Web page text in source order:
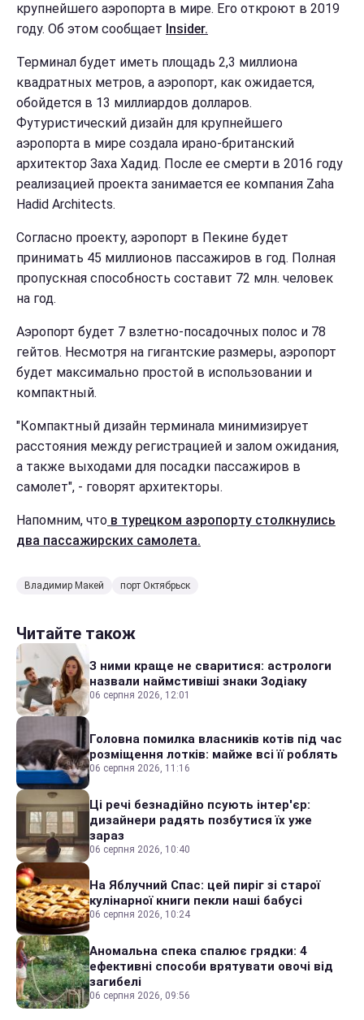
крупнейшего аэропорта в мире. Его откроют в 2019
году. Об этом сообщает Insider.
Терминал будет иметь площадь 2,3 миллиона
квадратных метров, а аэропорт, как ожидается,
обойдется в 13 миллиардов долларов.
Футуристический дизайн для крупнейшего
аэропорта в мире создала ирано-британский
архитектор Заха Хадид. После ее смерти в 2016 году
реализацией проекта занимается ее компания Zaha
Hadid Architects.
Согласно проекту, аэропорт в Пекине будет
принимать 45 миллионов пассажиров в год. Полная
пропускная способность составит 72 млн. человек
на год.
Аэропорт будет 7 взлетно-посадочных полос и 78
гейтов. Несмотря на гигантские размеры, аэропорт
будет максимально простой в использовании и
компактный.
"Компактный дизайн терминала минимизирует
расстояния между регистрацией и залом ожидания,
а также выходами для посадки пассажиров в
самолет", - говорят архитекторы.
Напомним, что в турецком аэропорту столкнулись
два пассажирских самолета.
Владимир Макей порт Октябрьск
Читайте також
З ними краще не сваритися: астрологи
назвали наймстивіші знаки Зодіаку
06 серпня 2026, 12:01
Головна помилка власників котів під час
розміщення лотків: майже всі її роблять
06 серпня 2026, 11:16
Ці речі безнадійно псують інтер'єр:
дизайнери радять позбутися їх уже
зараз
06 серпня 2026, 10:40
На Яблучний Спас: цей пиріг зі старої
кулінарної книги пекли наші бабусі
06 серпня 2026, 10:24
Аномальна спека спалює грядки: 4
ефективні способи врятувати овочі від
загибелі
06 серпня 2026, 09:56